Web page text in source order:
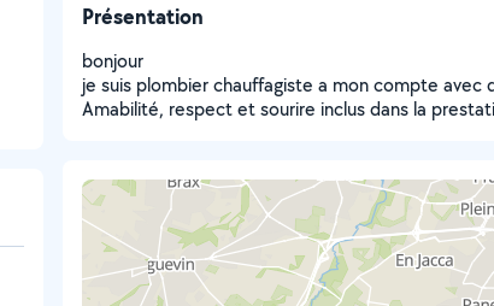
Présentation
bonjour
je suis plombier chauffagiste a mon compte avec
Amabilité, respect et sourire inclus dans la